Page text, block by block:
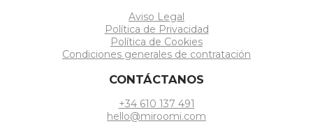
Aviso Legal
Política de Privacidad
Política de Cookies
Condiciones generales de contratación
CONTÁCTANOS
+34 610 137 491
hello@miroomi.com